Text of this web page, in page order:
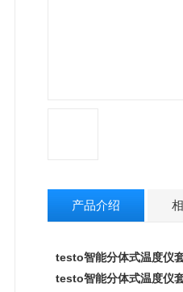
产品介绍
testo智能分体式温度仪
testo智能分体式温度仪